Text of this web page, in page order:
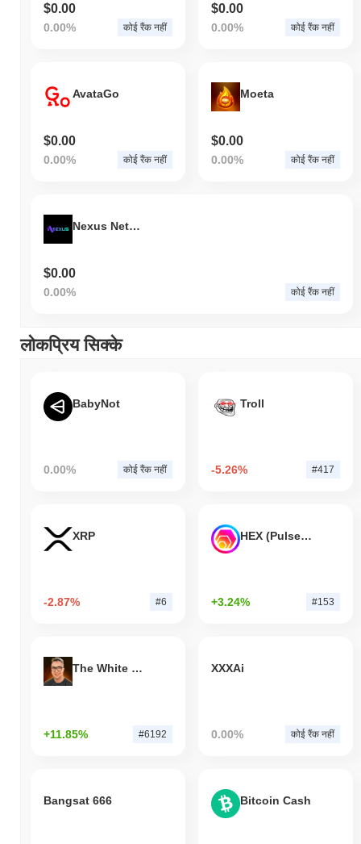
$0.00
0.00% कोई रैंक नहीं
$0.00
0.00% कोई रैंक नहीं
AvataGo
$0.00
0.00% कोई रैंक नहीं
Moeta
$0.00
0.00% कोई रैंक नहीं
Nexus Network
$0.00
0.00% कोई रैंक नहीं
लोकप्रिय सिक्के
BabyNot
0.00% कोई रैंक नहीं
Troll
-5.26% #417
XRP
-2.87% #6
HEX (Pulsechain)
+3.24% #153
The White Bull
+11.85% #6192
XXXAi
0.00% कोई रैंक नहीं
Bangsat 666 Bitcoin Cash